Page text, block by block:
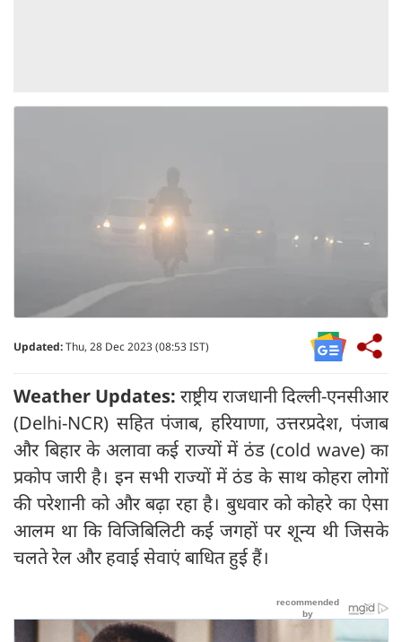
Updated:Thu, 28 Dec 2023 (08:53 IST)
Weather Updates: राष्ट्रीय राजधानी दिल्ली-एनसीआर
(Delhi-NCR) सहित पंजाब, हरियाणा, उत्तरप्रदेश, पंजाब
और बिहार के अलावा कई राज्यों में ठंड (cold wave) का
प्रकोप जारी है। इन सभी राज्यों में ठंड के साथ कोहरा लोगों
की परेशानी को और बढ़ा रहा है। बुधवार को कोहरे का ऐसा
आलम था कि विजिबिलिटी कई जगहों पर शून्य थी जिसके
चलते रेल और हवाई सेवाएं बाधित हुई हैं।